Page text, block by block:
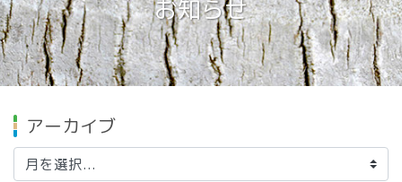
お知らせ
アーカイブ